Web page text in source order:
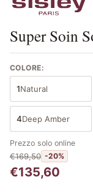
Scopri i prodotti
Super Soin
Prezzo solo online
€169,50 -20%
€135,60
COLORE:
1Natural
4Deep Amber